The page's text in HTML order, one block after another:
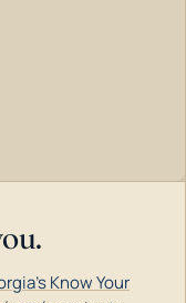
Know Your